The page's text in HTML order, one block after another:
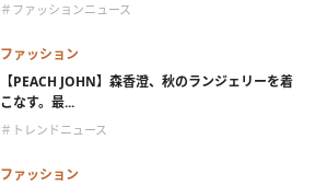
＃ファッションニュース
ファッション
【PEACH JOHN】森香澄、秋のランジェリーを着
こなす。最...
＃トレンドニュース
ファッション